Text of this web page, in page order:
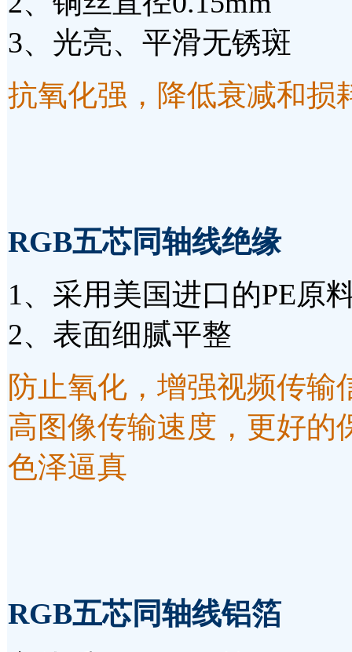
3、光亮、平滑无锈斑
抗氧化强，降低衰减和损
RGB五芯同轴线绝缘
1、采用美国进口的PE原
2、表面细腻平整
防止氧化，增强视频传输
高图像传输速度，更好的
色泽逼真
RGB五芯同轴线铝箔